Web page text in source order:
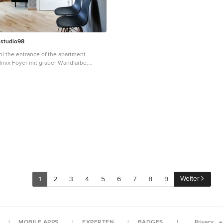
studio98
Foto Giulio Oriani the entrance of the apartment
Foyer mit grauer Wandfarbe,
1 2 3 4 5 6 7 8 9 Weiter